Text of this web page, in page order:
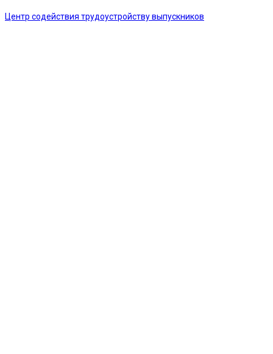
Центр содействия трудоустройству выпускников